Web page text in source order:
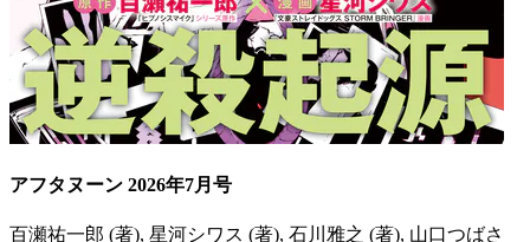
アフタヌーン 2026年7月号
百瀬祐一郎 (著), 星河シワス (著), 石川雅之 (著), 山口つばさ